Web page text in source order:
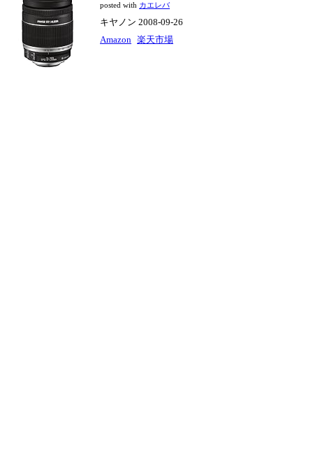
posted with カエレバ
キヤノン 2008-09-26
Amazon 楽天市場